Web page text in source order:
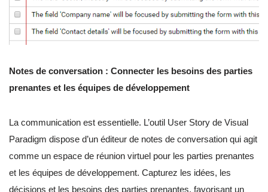
Notes de conversation : Connecter les besoins des parties
prenantes et les équipes de développement
La communication est essentielle. L’outil User Story de Visual
Paradigm dispose d’un éditeur de notes de conversation qui agit
comme un espace de réunion virtuel pour les parties prenantes
et les équipes de développement. Capturez les idées, les
décisions et les besoins des parties prenantes, favorisant un